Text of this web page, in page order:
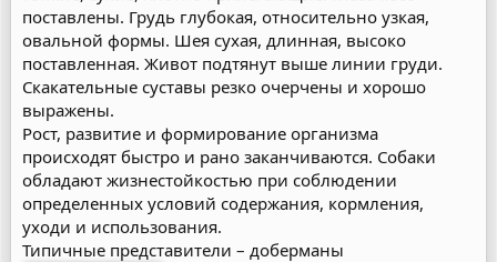
поставлены. Грудь глубокая, относительно узкая,
овальной формы. Шея сухая, длинная, высоко
поставленная. Живот подтянут выше линии груди.
Скакательные суставы резко очерчены и хорошо
выражены.
Рост, развитие и формирование организма
происходят быстро и рано заканчиваются. Собаки
обладают жизнестойкостью при соблюдении
определенных условий содержания, кормления,
уходи и использования.
Типичные представители – доберманы